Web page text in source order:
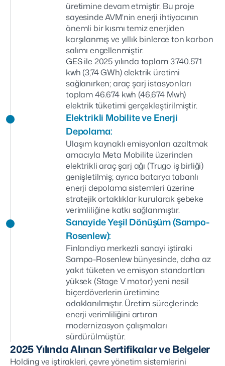
üretimine devam etmiştir. Bu proje
sayesinde AVM'nin enerji ihtiyacının
önemli bir kısmı temiz enerjiden
karşılanmış ve yıllık binlerce ton karbon
salımı engellenmiştir.
GES ile 2025 yılında toplam 3.740.571
kwh (3,74 GWh) elektrik üretimi
sağlanırken; araç şarj istasyonları
toplam 46.674 kwh (46,674 Mwh)
elektrik tüketimi gerçekleştirilmiştir.
Elektrikli Mobilite ve Enerji
Depolama:
Ulaşım kaynaklı emisyonları azaltmak
amacıyla Meta Mobilite üzerinden
elektrikli araç şarj ağı (Trugo iş birliği)
genişletilmiş; ayrıca batarya tabanlı
enerji depolama sistemleri üzerine
stratejik ortaklıklar kurularak şebeke
verimliliğine katkı sağlanmıştır.
Sanayide Yeşil Dönüşüm (Sampo-
Rosenlew):
Finlandiya merkezli sanayi iştiraki
Sampo-Rosenlew bünyesinde, daha az
yakıt tüketen ve emisyon standartları
yüksek (Stage V motor) yeni nesil
biçerdöverlerin üretimine
odaklanılmıştır. Üretim süreçlerinde
enerji verimliliğini artıran
modernizasyon çalışmaları
sürdürülmüştür.
2025 Yılında Alınan Sertifikalar ve Belgeler
Holding ve iştirakleri, çevre yönetim sistemlerini